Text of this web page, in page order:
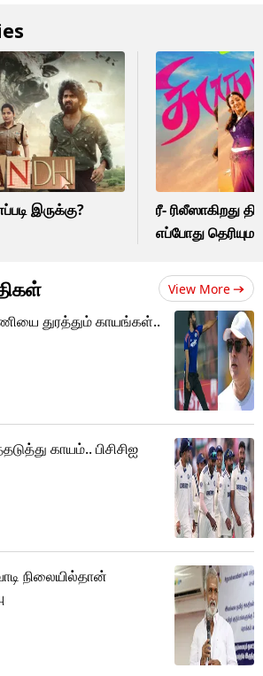
இருக்கு?
ரீ- ரிலீஸாகிறது
எப்போது
View More
துரத்தும் காயங்கள்..
காயம்.. பிசிசிஐ
நிலையில்தான்